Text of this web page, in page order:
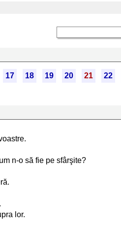
17 18 19 20 21 22
n-o să fie pe sfârşite?
lor.